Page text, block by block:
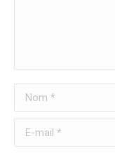
Nom *
E-mail *